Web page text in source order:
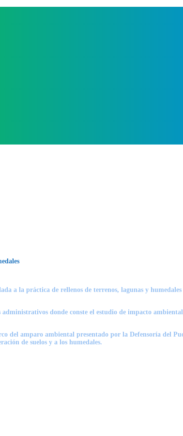
la práctica de rellenos de terrenos, lagunas y
donde conste el estudio de impacto
del amparo ambiental presentado por la Defensoría del
de suelos y a los humedales.